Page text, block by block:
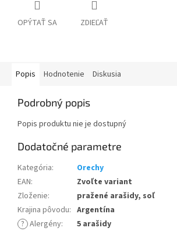
OPÝTAŤ SA ZDIEĽAŤ
Popis Hodnotenie Diskusia
Podrobný popis
Popis produktu nie je dostupný
Dodatočné parametre
Kategória:
Orechy
EAN:
Zvoľte variant
Zloženie:
pražené arašidy, soľ
Krajina pôvodu: Argentína
? Alergény: 5 arašidy